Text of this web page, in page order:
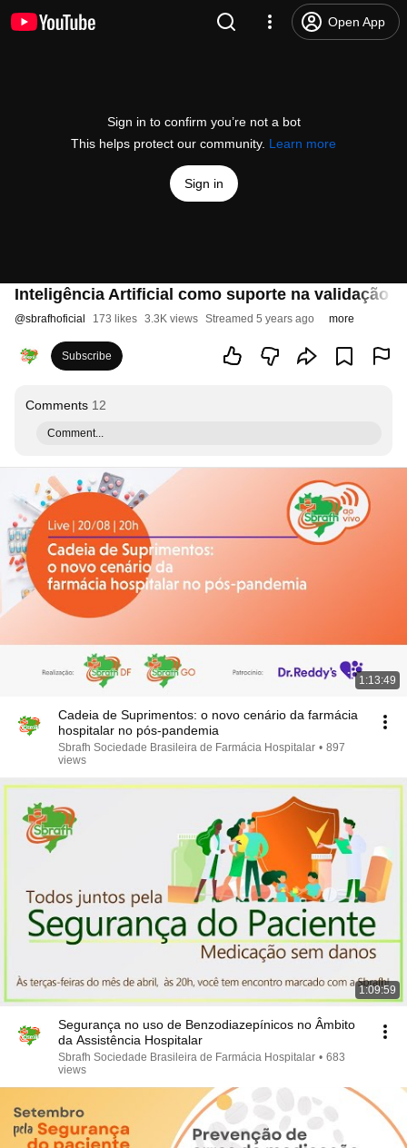
Open App
Sign in to confirm you’re not a bot
This helps protect our community. Learn more
Sign in
Inteligência Artificial como suporte na validação
@sbrafhoficial 173 likes 3.3K views Streamed 5 years ago more
Subscribe
Comments 12
Comment...
1:13:49
Cadeia de Suprimentos: o novo cenário da farmácia
hospitalar no pós-pandemia
Sbrafh Sociedade Brasileira de Farmácia Hospitalar • 897
views
1:09:59
Segurança no uso de Benzodiazepínicos no Âmbito
da Assistência Hospitalar
Sbrafh Sociedade Brasileira de Farmácia Hospitalar • 683
views